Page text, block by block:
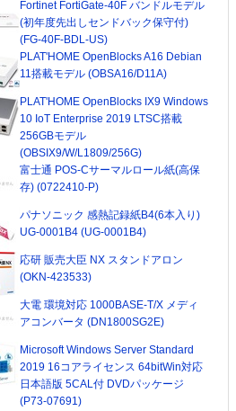
Fortinet FortiGate-40F バンドルモデル
(初年度先出しセンドバック保守付)
(FG-40F-BDL-US)
PLAT'HOME OpenBlocks A16 Debian
11搭載モデル (OBSA16/D11A)
PLAT'HOME OpenBlocks IX9 Windows
10 IoT Enterprise 2019 LTSC搭載
256GBモデル
(OBSIX9/W/L1809/256G)
富士通 POS-Cサーマルロール紙(高保
存) (0722410-P)
パナソニック 感熱記録紙B4(6本入り)
UG-0001B4 (UG-0001B4)
応研 販売大臣 NX スタンドアロン
(OKN-423533)
大電 環境対応 1000BASE-T/X メディ
アコンバータ (DN1800SG2E)
Microsoft Windows Server Standard
2019 16コアライセンス 64bitWin対応
日本語版 5CAL付 DVDパッケージ
(P73-07691)